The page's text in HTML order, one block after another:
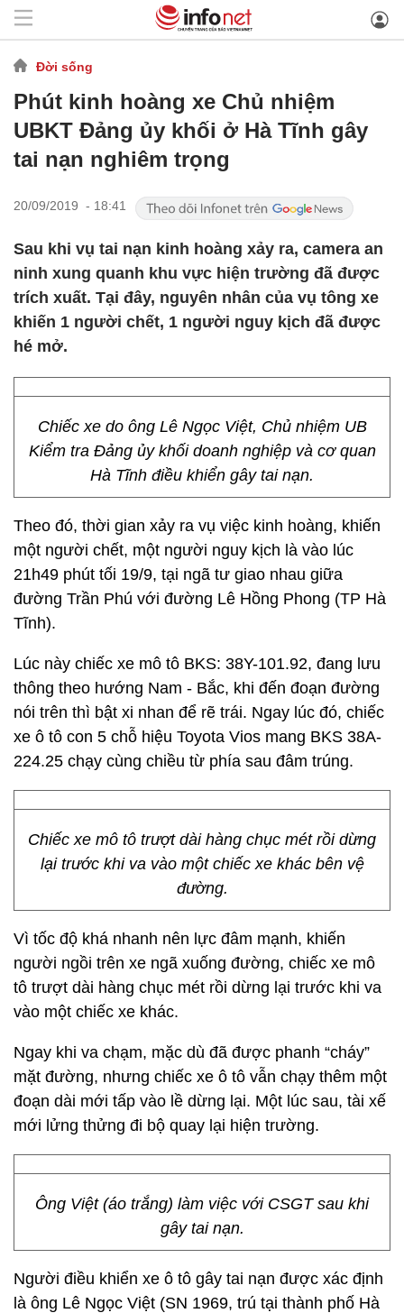
Đời sống
Phút kinh hoàng xe Chủ nhiệm
UBKT Đảng ủy khối ở Hà Tĩnh gây
tai nạn nghiêm trọng
20/09/2019 - 18:41
Sau khi vụ tai nạn kinh hoàng xảy ra, camera an
ninh xung quanh khu vực hiện trường đã được
trích xuất. Tại đây, nguyên nhân của vụ tông xe
khiến 1 người chết, 1 người nguy kịch đã được
hé mở.
Chiếc xe do ông Lê Ngọc Việt, Chủ nhiệm UB
Kiểm tra Đảng ủy khối doanh nghiệp và cơ quan
Hà Tĩnh điều khiển gây tai nạn.
Theo đó, thời gian xảy ra vụ việc kinh hoàng, khiến
một người chết, một người nguy kịch là vào lúc
21h49 phút tối 19/9, tại ngã tư giao nhau giữa
đường Trần Phú với đường Lê Hồng Phong (TP Hà
Tĩnh).
Lúc này chiếc xe mô tô BKS: 38Y-101.92, đang lưu
thông theo hướng Nam - Bắc, khi đến đoạn đường
nói trên thì bật xi nhan để rẽ trái. Ngay lúc đó, chiếc
xe ô tô con 5 chỗ hiệu Toyota Vios mang BKS 38A-
224.25 chạy cùng chiều từ phía sau đâm trúng.
Chiếc xe mô tô trượt dài hàng chục mét rồi dừng
lại trước khi va vào một chiếc xe khác bên vệ
đường.
Vì tốc độ khá nhanh nên lực đâm mạnh, khiến
người ngồi trên xe ngã xuống đường, chiếc xe mô
tô trượt dài hàng chục mét rồi dừng lại trước khi va
vào một chiếc xe khác.
Ngay khi va chạm, mặc dù đã được phanh “cháy”
mặt đường, nhưng chiếc xe ô tô vẫn chạy thêm một
đoạn dài mới tấp vào lề dừng lại. Một lúc sau, tài xế
mới lửng thửng đi bộ quay lại hiện trường.
Ông Việt (áo trắng) làm việc với CSGT sau khi
gây tai nạn.
Người điều khiển xe ô tô gây tai nạn được xác định
là ông Lê Ngọc Việt (SN 1969, trú tại thành phố Hà